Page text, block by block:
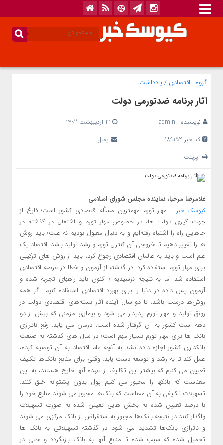
گروه : اقتصادی /یادداشت
آثار برنامه ضدتورمی دولت
نویسنده : admin
کد خبر 189152
ایمیل
پرینت
غلامرضا مرحبا، نماینده مجلس شورای اسلامی
کیوسک خبر ـ مهار تورم مهمترین مسأله اقتصادی کشور است؛ فارغ از
جهت گیری دولت ها، در خصوص مهار تورم و اشتغال در گذشته در
جاهایی راه را اشتباه رفته‌ایم و به دنبال معلول بودیم نه علت؛ باید روش
ها را تغییر دهیم تا خروجی آن کنترل تورم و رشد تولید باشد. اقتصاد یک
علم است و باید به عالمان اقتصادی رجوع کرد، باید از روش های ترکیبی
برای مهار تورم استفاده کرد. در گذشته از آزمون و خطا در عرصه اقتصادی
استفاده شد اما به نتیجه نرسیدیم ؛ اکنون باید راههای تجربه شده و
آزمون پس داده در دنیا را برای بهبود اقتصادی استفاده کنیم. اگر همه
روش‌ها درست باشد، تا دو سال آینده آثار بسته‌های اقتصادی دولت در
رونق تولید و مهار تورم پدیدار می شود و بیماری مزمنی که بیش از دو
دهه است کشور به آن گرفتار شده است، درمان می یابد. رفع ناترازی
بانک ها برای مهار تورم بسیار مهم است؛ در سال های گذشته به صنعت
بانکداری کشور اجازه داده نشد به آنچه علم اقتصاد به آن توصیه کرده،
عمل کند تا به رشد و توسعه دست یابد. وقتی برای منابع بانک‌ها تکلیف
تعیین می کنیم که بیشتر این تکالیف از عهده آنها خارج هستند، به این
معناست که بانکها را مجبور می کنیم پول بدون پشتوانه خلق کنند.
تسهیلات تکلیفی به آن معناست که بانک‌ها مجبور می شوند منابع خود را
با درصد تعیین شده به بخش هایی تعیین شده به صورت تسهیلات
واگذار کنند در نتیجه بانک‌ها مجبور به استقراض از بانک مرکزی می شوند
و ناترازی بانک‌ها تشدید می شود. در گذشته تسهیلاتی به بانک ها
تحمیل شده که سبب شده تا منابع آنها به بانک بازنگردد و حتی در